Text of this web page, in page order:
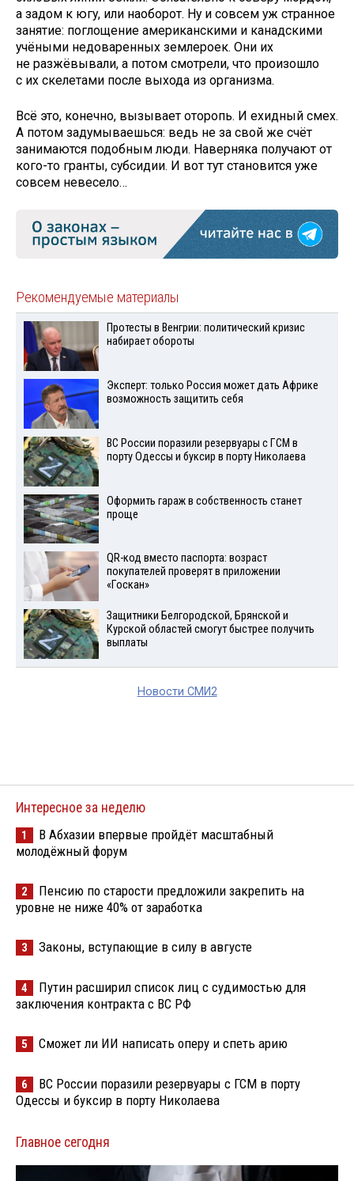
а задом к югу, или наоборот. Ну и совсем уж странное
занятие: поглощение американскими и канадскими
учёными недоваренных землероек. Они их
не разжёвывали, а потом смотрели, что произошло
с их скелетами после выхода из организма.
Всё это, конечно, вызывает оторопь. И ехидный смех.
А потом задумываешься: ведь не за свой же счёт
занимаются подобным люди. Наверняка получают от
кого-то гранты, субсидии. И вот тут становится уже
совсем невесело…
Рекомендуемые материалы
Протесты в Венгрии: политический кризис
набирает обороты
Эксперт: только Россия может дать Африке
возможность защитить себя
ВС России поразили резервуары с ГСМ в
порту Одессы и буксир в порту Николаева
Оформить гараж в собственность станет
проще
QR-код вместо паспорта: возраст
покупателей проверят в приложении
«Госкан»
Защитники Белгородской, Брянской и
Курской областей смогут быстрее получить
выплаты
Новости СМИ2
Интересное за неделю
1
В Абхазии впервые пройдёт масштабный
молодёжный форум
2
Пенсию по старости предложили закрепить на
уровне не ниже 40% от заработка
3 Законы, вступающие в силу в августе
4
Путин расширил список лиц с судимостью для
заключения контракта с ВС РФ
5 Сможет ли ИИ написать оперу и спеть арию
6
ВС России поразили резервуары с ГСМ в порту
Одессы и буксир в порту Николаева
Главное сегодня